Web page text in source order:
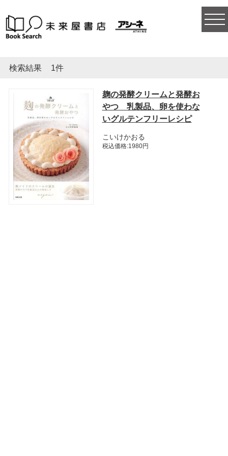
検索結果 1件
麹の発酵クリームと発酵お
やつ 乳製品、卵を使わな
いグルテンフリーレシピ
こいけかおる
税込価格:1980円